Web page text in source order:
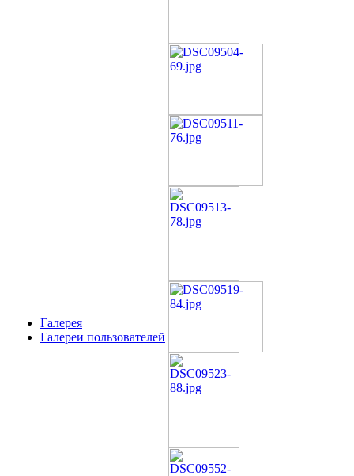
Галерея
Галереи пользователей